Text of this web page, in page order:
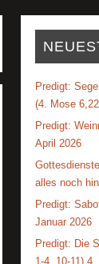
Predigt:
(4. Mose
Predigt:
April 2026
alles noch
Predigt:
Januar 2026
Predigt: Die
1-4. 10-11)